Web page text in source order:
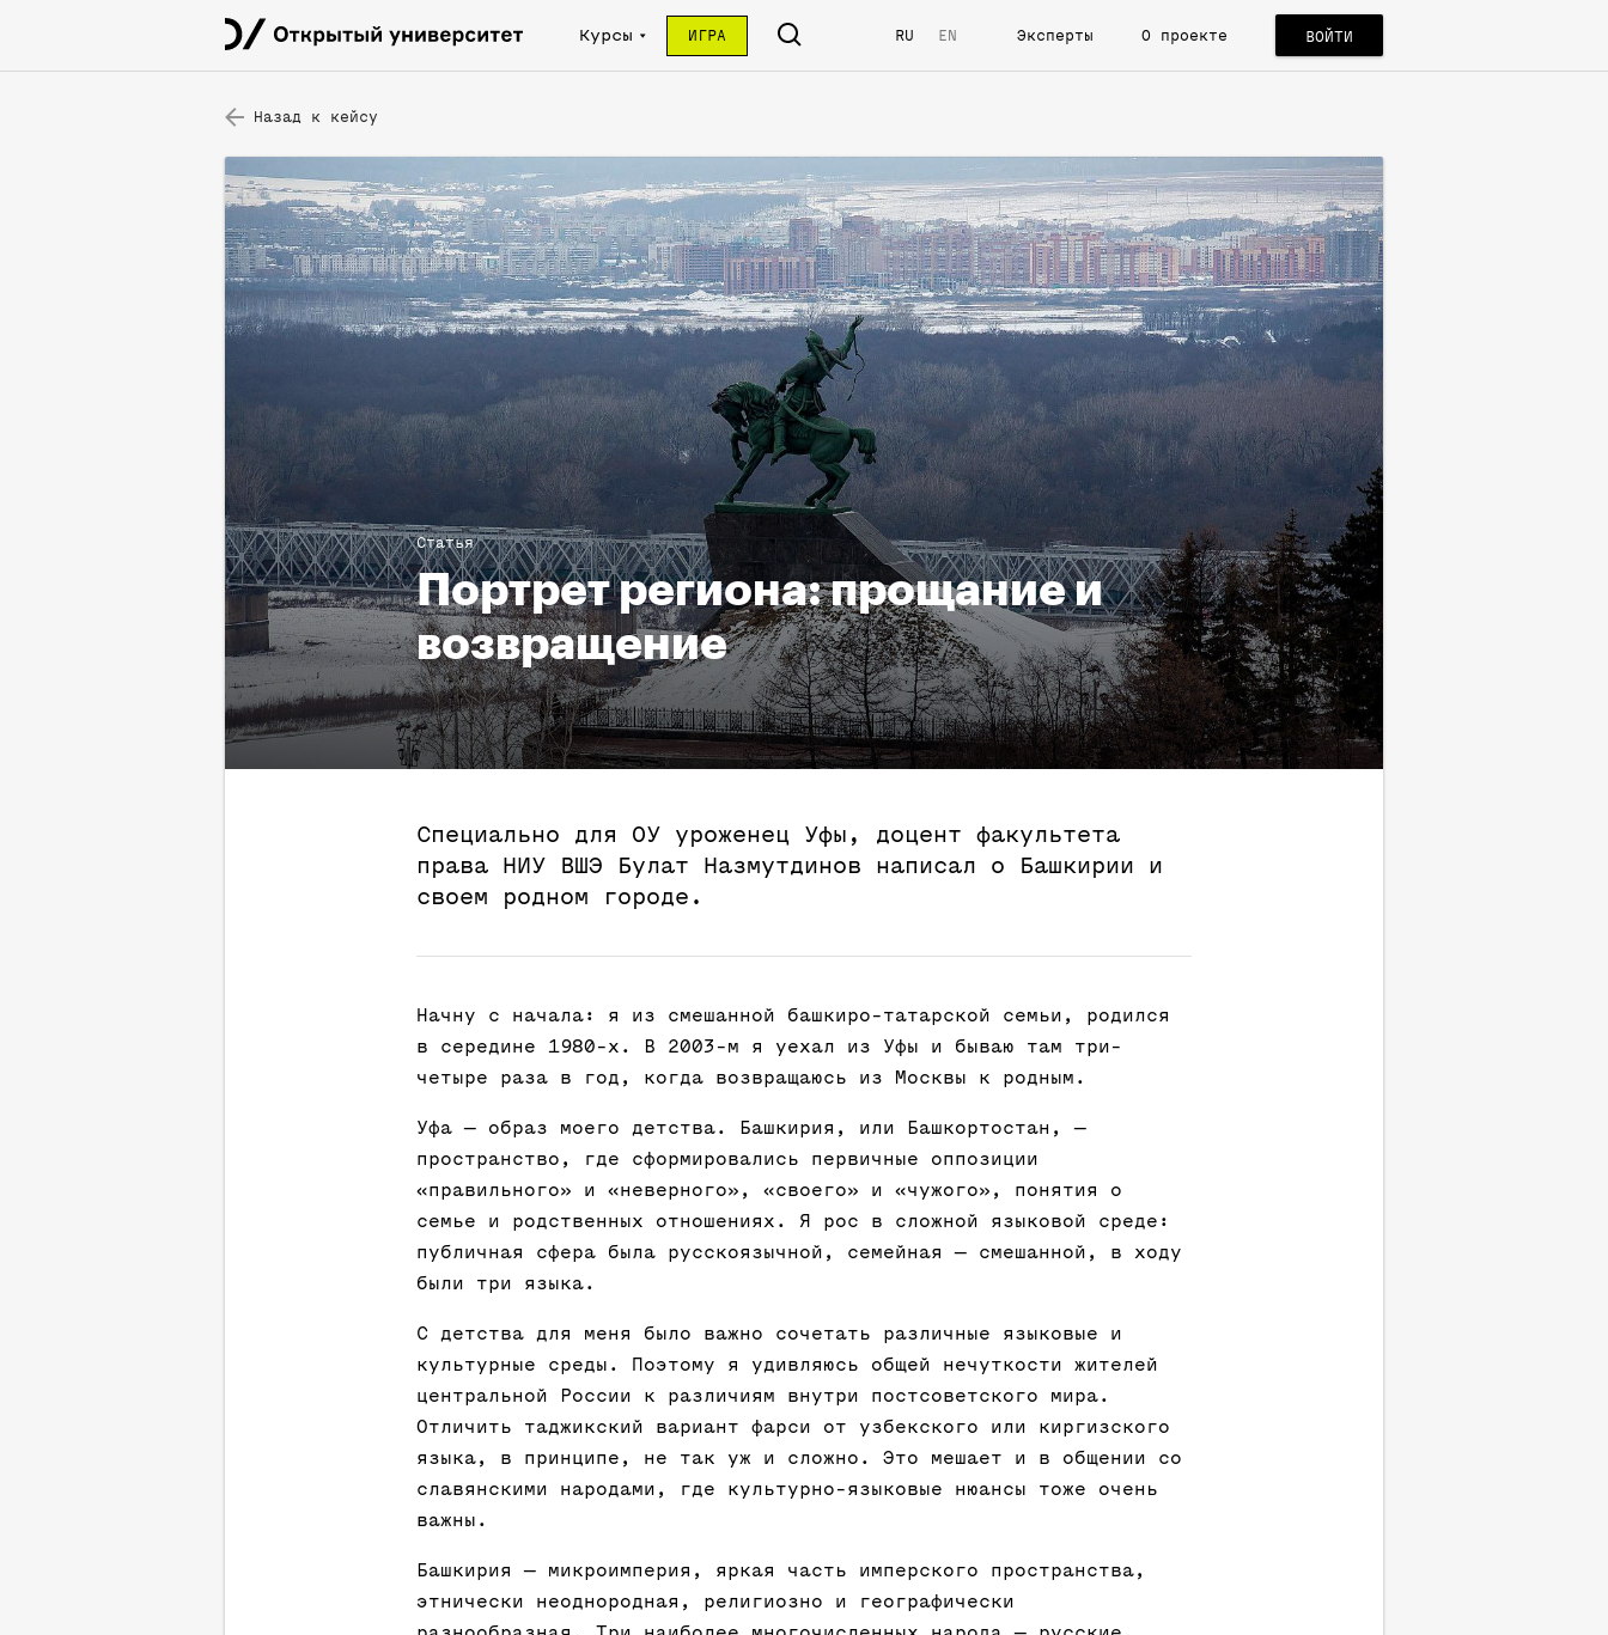
Курсы ИГРА RU EN Эксперты О проекте ВОЙТИ
Назад к кейсу
Статья
Портрет региона: прощание и
возвращение
Специально для ОУ уроженец Уфы, доцент факультета
права НИУ ВШЭ Булат Назмутдинов написал о Башкирии и
своем родном городе.
Начну с начала: я из смешанной башкиро-татарской семьи, родился
в середине 1980-х. В 2003-м я уехал из Уфы и бываю там три-
четыре раза в год, когда возвращаюсь из Москвы к родным.
Уфа — образ моего детства. Башкирия, или Башкортостан, —
пространство, где сформировались первичные оппозиции
«правильного» и «неверного», «своего» и «чужого», понятия о
семье и родственных отношениях. Я рос в сложной языковой среде:
публичная сфера была русскоязычной, семейная — смешанной, в ходу
были три языка.
С детства для меня было важно сочетать различные языковые и
культурные среды. Поэтому я удивляюсь общей нечуткости жителей
центральной России к различиям внутри постсоветского мира.
Отличить таджикский вариант фарси от узбекского или киргизского
языка, в принципе, не так уж и сложно. Это мешает и в общении со
славянскими народами, где культурно-языковые нюансы тоже очень
важны.
Башкирия — микроимперия, яркая часть имперского пространства,
этнически неоднородная, религиозно и географически